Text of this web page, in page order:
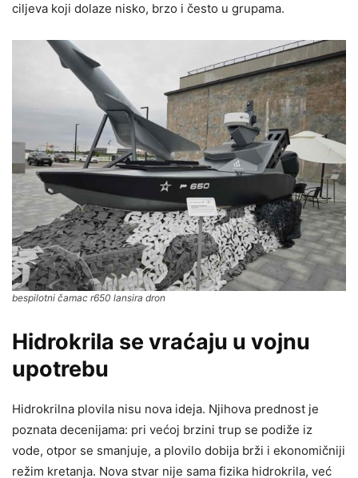
ciljeva koji dolaze nisko, brzo i često u grupama.
bespilotni čamac r650 lansira dron
Hidrokrila se vraćaju u vojnu
upotrebu
Hidrokrilna plovila nisu nova ideja. Njihova prednost je
poznata decenijama: pri većoj brzini trup se podiže iz
vode, otpor se smanjuje, a plovilo dobija brži i ekonomičniji
režim kretanja. Nova stvar nije sama fizika hidrokrila, već